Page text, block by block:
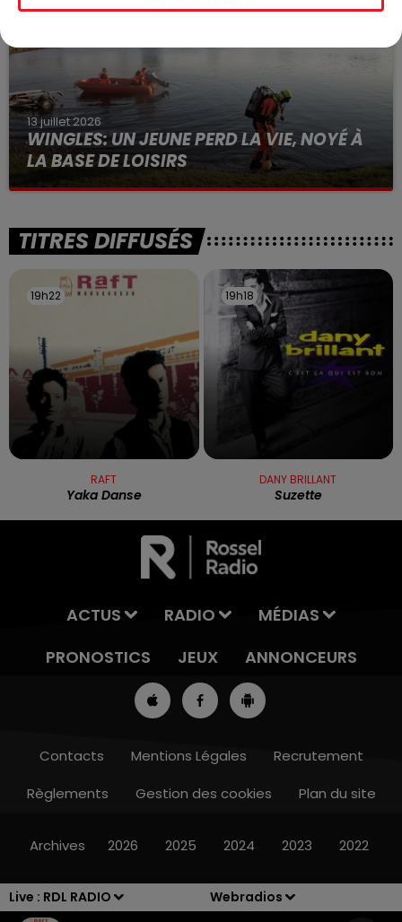
Live : RDL RADIO Webradios
7h00 - 10h00
13 juillet 2026
WINGLES: UN JEUNE PERD LA VIE, NOYÉ À
LA BASE DE LOISIRS
La victime a coulé à pic
TITRES DIFFUSÉS
19h22
19h22
RAFT
Yaka Danse
19h18
19h18
DANY BRILLANT
Suzette
ACTUS RADIO
MÉDIAS
PRONOSTICS
JEUX ANNONCEURS
Contacts Mentions Légales
Recrutement
Règlements
Gestion des cookies Plan du site
Archives 2026 2025 2024 2023 2022